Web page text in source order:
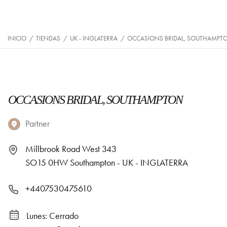
INICIO / TIENDAS / UK - INGLATERRA / OCCASIONS BRIDAL,
OCCASIONS BRIDAL, SOUTHAMPTON
Partner
Millbrook Road West 343
SO15 0HW Southampton - UK - INGLATERRA
+4407530475610
Lunes: Cerrado